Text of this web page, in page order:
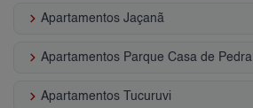
keyboard_arrow_right Apartamentos Jaçanã
keyboard_arrow_right Apartamentos Parque Casa de Pedra
keyboard_arrow_right Apartamentos Tucuruvi